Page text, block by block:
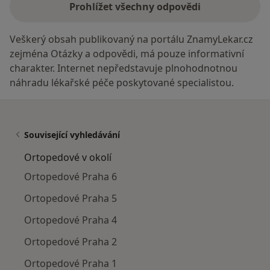
Prohlížet všechny odpovědi
Veškerý obsah publikovaný na portálu ZnamyLekar.cz
zejména Otázky a odpovědi, má pouze informativní
charakter. Internet nepředstavuje plnohodnotnou
náhradu lékařské péče poskytované specialistou.
Související vyhledávání
Ortopedové v okolí
Ortopedové Praha 6
Ortopedové Praha 5
Ortopedové Praha 4
Ortopedové Praha 2
Ortopedové Praha 1